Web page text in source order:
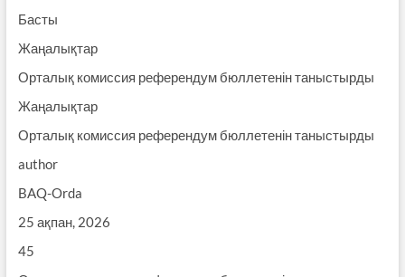
Басты
Жаңалықтар
Орталық комиссия референдум бюллетенін таныстырды
Жаңалықтар
Орталық комиссия референдум бюллетенін таныстырды
author
BAQ-Orda
25 ақпан, 2026
45